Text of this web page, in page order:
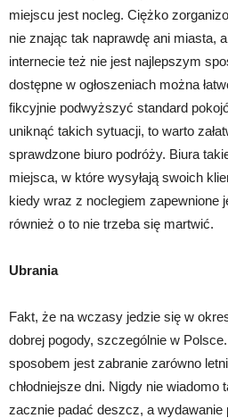
miejscu jest nocleg. Ciężko
nie znając tak naprawdę ani miasta,
internecie też nie jest najlepszym
dostępne w ogłoszeniach można
fikcyjnie podwyższyć standard
uniknąć takich sytuacji, to warto
sprawdzone biuro podróży. Biura
miejsca, w które wysyłają swoich
kiedy wraz z noclegiem zapewnione
również o to nie trzeba się martwić.
Ubrania
Fakt, że na wczasy jedzie się w
dobrej pogody, szczególnie w
sposobem jest zabranie zarówno
chłodniejsze dni. Nigdy nie wiadomo
zacznie padać deszcz, a wydawanie